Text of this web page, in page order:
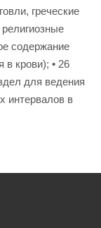
греческие
содержание
в крови); • 26
для ведения
интервалов в